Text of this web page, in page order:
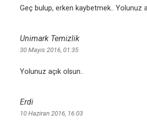
Geç bulup, erken kaybetmek.. Yolunuz
Unimark Temizlik
30 Mayıs 2016, 01:35
Yolunuz açık olsun..
Erdi
10 Haziran 2016, 16:03